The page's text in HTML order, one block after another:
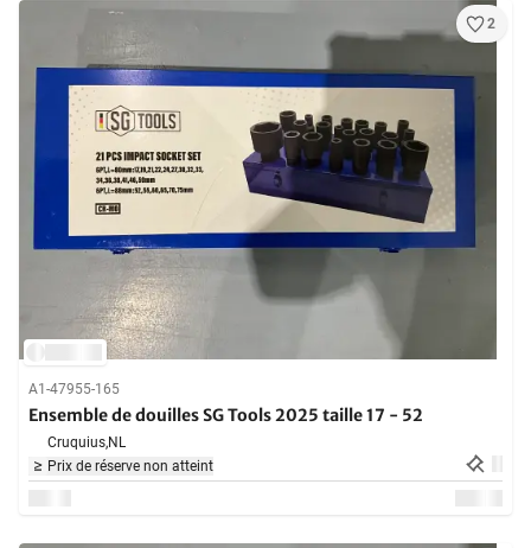
2
A1-47955-165
Ensemble de douilles SG Tools 2025 taille 17 - 52
Cruquius,NL
Prix de réserve non atteint